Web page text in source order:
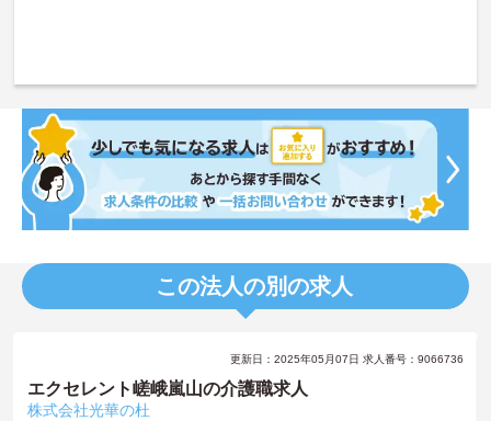
この法人の別の求人
更新日：2025年05月07日 求人番号：9066736
エクセレント嵯峨嵐山の介護職求人
株式会社光華の杜